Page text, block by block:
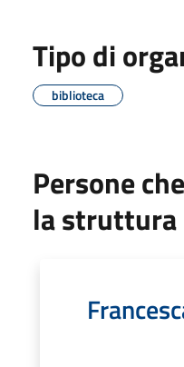
Tipo di
biblioteca
Persone
la struttura